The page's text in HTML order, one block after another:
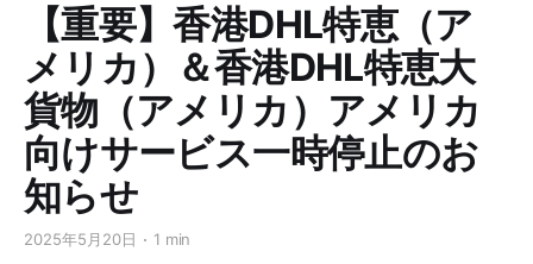
【重要】香港DHL特恵（ア
メリカ）＆香港DHL特恵大
貨物（アメリカ）アメリカ
向けサービス一時停止のお
知らせ
2025年5月20日 1 min